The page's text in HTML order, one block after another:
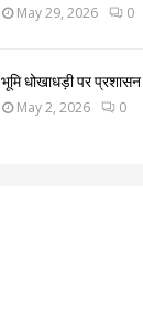
May 29, 2026 0
भूमि धोखाधड़ी पर
May 2, 2026 0